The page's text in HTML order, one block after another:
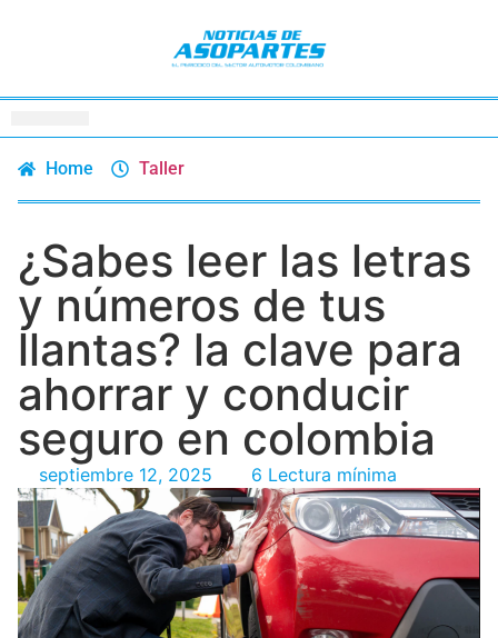
Home Taller
¿Sabes leer las letras
y números de tus
llantas? la clave para
ahorrar y conducir
seguro en colombia
septiembre 12, 2025 6 Lectura mínima